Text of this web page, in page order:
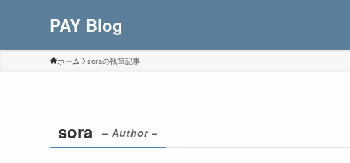
PAY Blog
ホーム soraの執筆記事
sora – Author –